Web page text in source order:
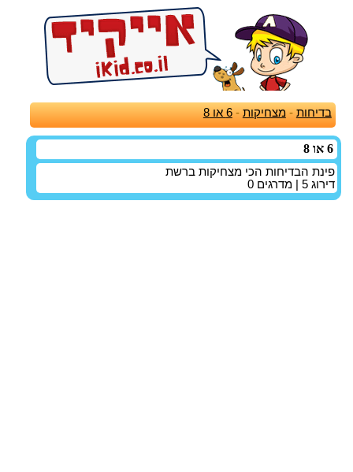
בדיחות -מצחיקות -6 או 8
6 או 8
פינת הבדיחות הכי מצחיקות ברשת
דירוג 5 | מדרגים 0